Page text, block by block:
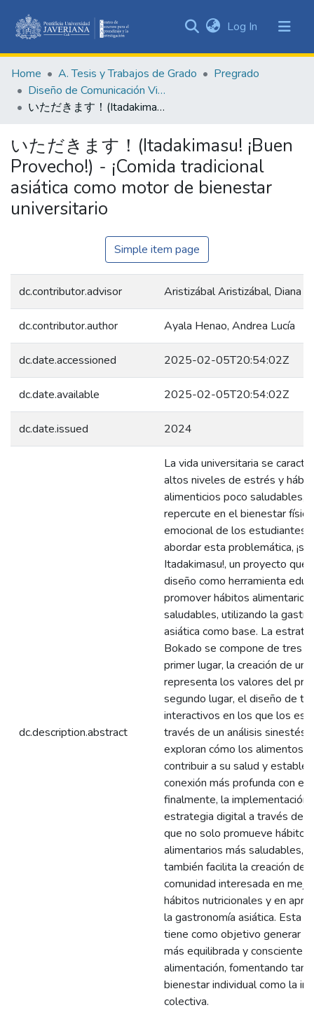
&
Collections
Statistics
Log In (current)
Home A. Tesis y Trabajos de Grado
Pregrado
Diseño de Comunicación Visual
いただきます！(Itadakimasu! ¡Buen Provecho!) - ¡Comida tradicional asiática como motor de bienestar universitario
いただきます！(Itadakimasu! ¡Buen
Provecho!) - ¡Comida tradicional
asiática como motor de bienestar
universitario
Simple item page
dc.contributor.advisor Aristizábal Aristizábal, Diana
dc.contributor.author Ayala Henao, Andrea Lucía
dc.date.accessioned 2025-02-05T20:54:02Z
dc.date.available 2025-02-05T20:54:02Z
dc.date.issued 2024
dc.description.abstract
La vida universitaria se
altos niveles de estrés y
alimenticios poco saludables,
repercute en el bienestar
emocional de los estudiantes.
abordar esta problemática,
Itadakimasu!, un proyecto que
diseño como herramienta
promover hábitos alimentarios
saludables, utilizando la
asiática como base. La
Bokado se compone de tres
primer lugar, la creación de
representa los valores del
segundo lugar, el diseño de
interactivos en los que los
través de un análisis
exploran cómo los alimentos
contribuir a su salud y
conexión más profunda con
finalmente, la implementación
estrategia digital a través de
que no solo promueve hábitos
alimentarios más saludables,
también facilita la creación de
comunidad interesada en
hábitos nutricionales y en
la gastronomía asiática. Esta
tiene como objetivo generar
más equilibrada y consciente
alimentación, fomentando
bienestar individual como la
colectiva.